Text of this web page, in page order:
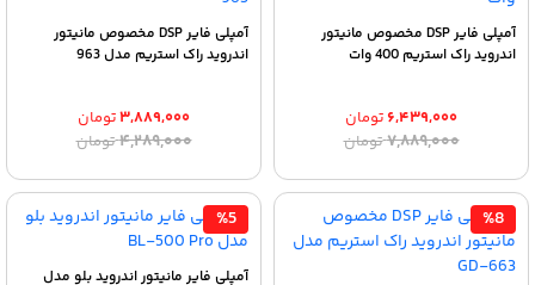
آمپلی فایر DSP مخصوص مانیتور
اندروید راک استریم 400 وات
۷,۸۸۹,۰۰۰تومانقیمت
۷,۸۸۹,۰۰۰ تومان
بود.
۶,۴۳۹,۰۰۰ تومان
قیمت
۶,۴۳۹,۰۰۰ تومان.
آمپلی فایر DSP مخصوص مانیتور
اندروید راک استریم مدل 963
۴,۲۸۹,۰۰۰تومانقیمت
۴,۲۸۹,۰۰۰ تومان
بود.
۳,۸۸۹,۰۰۰تومان
قیمت
۳,۸۸۹,۰۰۰ تومان.
%8
%5
آمپلی فایر مانیتور اندروید بلو مدل